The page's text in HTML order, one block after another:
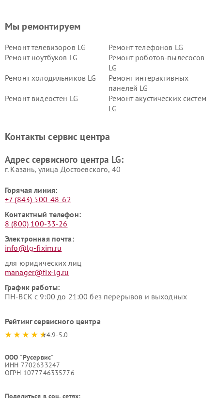
Мы ремонтируем
Ремонт телевизоров LG
Ремонт телефонов LG
Ремонт ноутбуков LG
Ремонт роботов-пылесосов
LG
Ремонт холодильников LG
Ремонт интерактивных
панелей LG
Ремонт видеостен LG
Ремонт акустических систем
LG
Ремонт морозильных камер
Ремонт вертикальных
Контакты сервис центра
Адрес сервисного центра LG:
г. Казань, улица Достоевского, 40
Горячая линия:
+7 (843) 500-48-62
Контактный телефон:
8 (800) 100-33-26
Электронная почта:
info@lg-fixim.ru
для юридических лиц
manager@fix-lg.ru
График работы:
ПН-ВСК с 9:00 до 21:00 без перерывов и выходных
Рейтинг сервисного центра
4.9-5.0
ООО "Русервис"
ИНН 7702633247
ОГРН 1077746335776
Поделиться в соц. сетях: